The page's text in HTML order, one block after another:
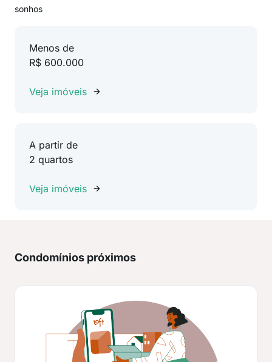
sonhos
Menos de
R$ 600.000
Veja imóveis
A partir de
2 quartos
Veja imóveis
Condomínios próximos